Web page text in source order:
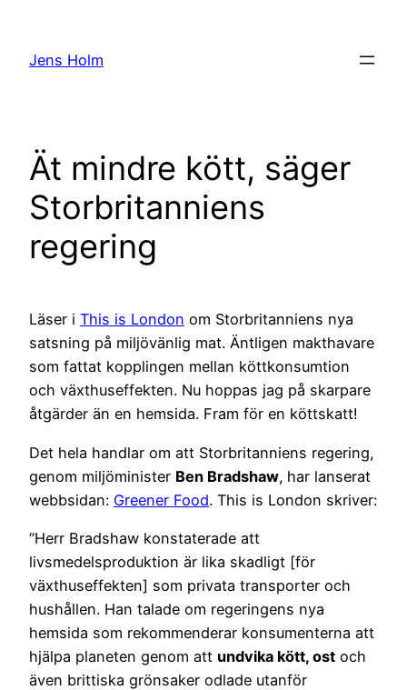
innehåll
Jens Holm
Ät mindre kött, säger
Storbritanniens
regering
Läser i This is London om Storbritanniens nya
satsning på miljövänlig mat. Äntligen makthavare
som fattat kopplingen mellan köttkonsumtion
och växthuseffekten. Nu hoppas jag på skarpare
åtgärder än en hemsida. Fram för en köttskatt!
Det hela handlar om att Storbritanniens regering,
genom miljöminister Ben Bradshaw, har lanserat
webbsidan: Greener Food. This is London skriver:
”Herr Bradshaw konstaterade att
livsmedelsproduktion är lika skadligt [för
växthuseffekten] som privata transporter och
hushållen. Han talade om regeringens nya
hemsida som rekommenderar konsumenterna att
hjälpa planeten genom att undvika kött, ost och
även brittiska grönsaker odlade utanför